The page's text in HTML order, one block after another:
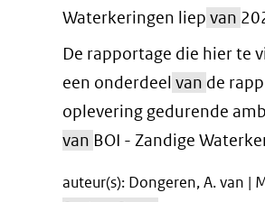
Waterkeringen liep van
De rapportage die hier te
een onderdeel van de
oplevering gedurende
van BOI - Zandige
auteur(s): Dongeren, A. van |